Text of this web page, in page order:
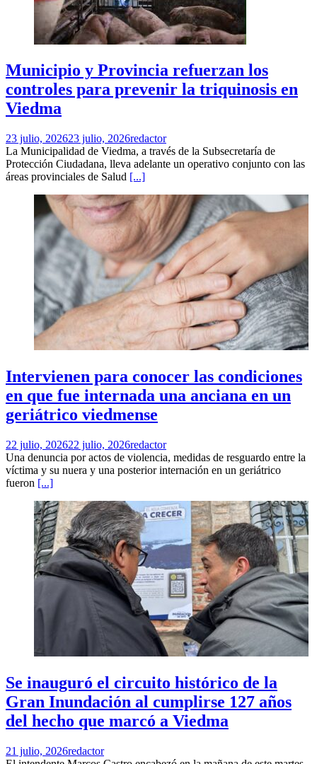
Municipio y Provincia refuerzan los
controles para prevenir la triquinosis en
Viedma
23 julio, 202623 julio, 2026redactor
La Municipalidad de Viedma, a través de la Subsecretaría de
Protección Ciudadana, lleva adelante un operativo conjunto con las
áreas provinciales de Salud [...]
Intervienen para conocer las condiciones
en que fue internada una anciana en un
geriátrico viedmense
22 julio, 202622 julio, 2026redactor
Una denuncia por actos de violencia, medidas de resguardo entre la
víctima y su nuera y una posterior internación en un geriátrico
fueron [...]
Se inauguró el circuito histórico de la
Gran Inundación al cumplirse 127 años
del hecho que marcó a Viedma
21 julio, 2026redactor